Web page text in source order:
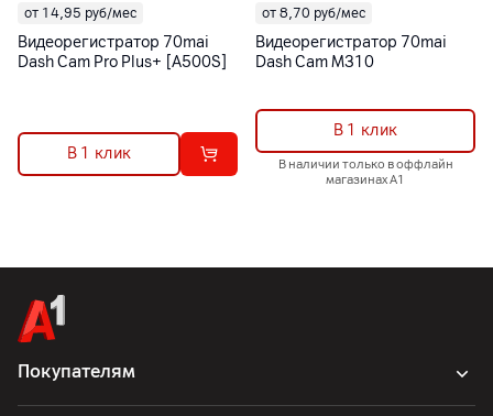
от 14,95 руб/мес
Видеорегистратор 70mai
Dash Cam Pro Plus+ [A500S]
В 1 клик
от 8,70 руб/мес
Видеорегистратор 70mai
Dash Cam M310
В 1 клик
В наличии только в оффлайн
магазинах А1
Покупателям